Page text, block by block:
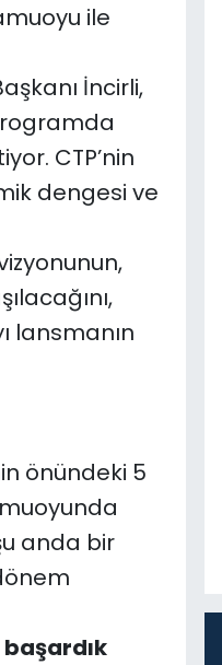
ile
İncirli,
CTP’nin
dengesi ve
lansmanın
önündeki 5
anda bir